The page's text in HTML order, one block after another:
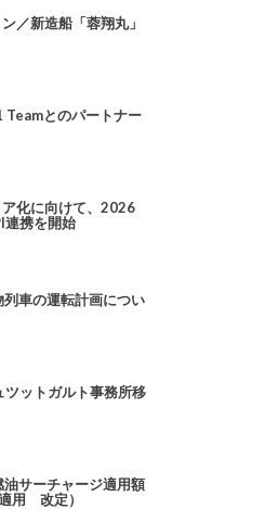
／新造船「蓉翔丸」
Teamとのパートナー
ア化に向けて、2026
連携を開始
車の運転計画につい
ットガルト事務所移
サーチャージ適用額
用 改定）